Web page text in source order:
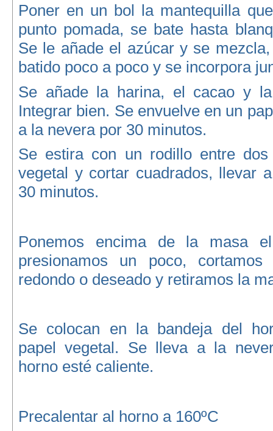
Poner en un bol la mantequilla
punto pomada, se bate hasta
Se le añade el azúcar y se
batido poco a poco y se incorpora
Se añade la harina, el cacao y
Integrar bien. Se envuelve en un
a la nevera por 30 minutos.
Se estira con un rodillo entre
vegetal y cortar cuadrados, llevar
30 minutos.
Ponemos encima de la masa
presionamos un poco,
redondo o deseado y retiramos la
Se colocan en la bandeja del
papel vegetal. Se lleva a la
horno esté caliente.
Precalentar al horno a 160ºC